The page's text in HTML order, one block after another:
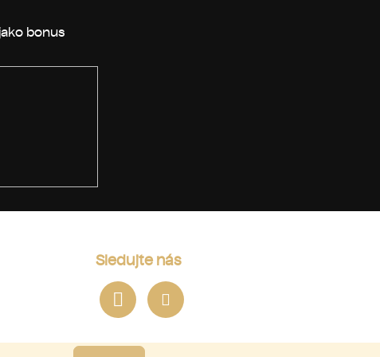
Sledujte nás